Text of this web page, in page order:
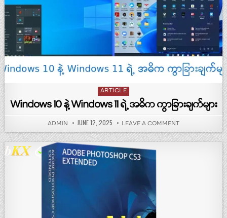
Posted in
ARTICLE
Windows 10 နဲ့ Windows 11 ရဲ့ အဓိက ကွာခြားချက်များ
AUTHOR:
ADMIN PUBLISHED DATE:
JUNE 12, 2025 LEAVE A COMMENTON WINDOWS